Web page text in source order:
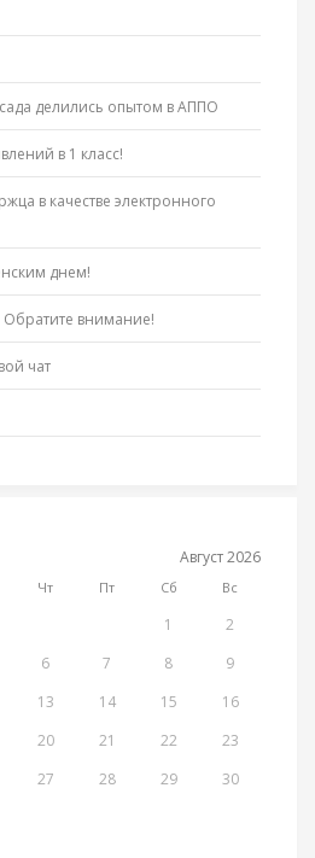
делились опытом в АППО
в 1 класс!
в качестве электронного
днем!
внимание!
чат
Август 2026
Чт Пт Сб Вс
1
2
6 7 8
9
13 14 15
16
20 21 22
23
27 28 29
30